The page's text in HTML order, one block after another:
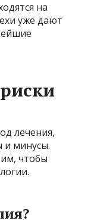
на
уже дают
лечения,
и минусы.
чтобы